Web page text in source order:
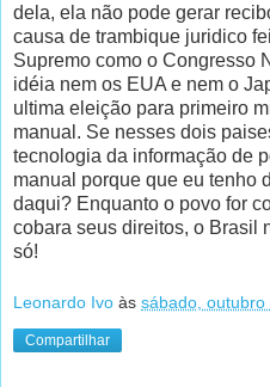
dela, ela não pode gerar
causa de trambique juridico
Supremo como o Congresso
idéia nem os EUA e nem o
ultima eleição para primeiro
manual. Se nesses dois
tecnologia da informação de
manual porque que eu tenho
daqui? Enquanto o povo for
cobara seus direitos, o Brasil
só!
Leonardo Ivo às sábado, outubro
Compartilhar